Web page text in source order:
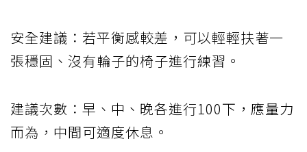
安全建議：若平衡感較差，可以輕輕扶著一
張穩固、沒有輪子的椅子進行練習。
建議次數：早、中、晚各進行100下，應量力
而為，中間可適度休息。